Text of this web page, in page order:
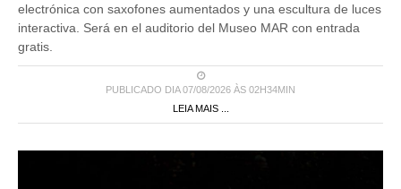
electrónica con saxofones aumentados y una escultura de luces
interactiva. Será en el auditorio del Museo MAR con entrada
gratis.
PUBLICADO DIA 07/08/2026 ÀS 02H34MIN
LEIA MAIS ...